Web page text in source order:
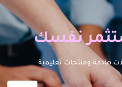
نفسك
هادفة ومنتجات تعليمية